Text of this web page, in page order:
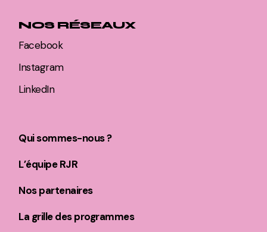
NOS RÉSEAUX
Facebook
Instagram
LinkedIn
Qui sommes-nous ?
L’équipe RJR
Nos partenaires
La grille des programmes